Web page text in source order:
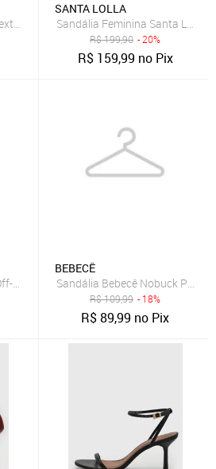
Croco Preta
SANTA LOLLA
Sandália Feminina Santa Lolla
R$199,90 - 20%
R$ 159,99 no Pix
White
BEBECÊ
Sandália Bebecê Nobuck Preta
R$109,99 - 18%
R$89,99 no Pix